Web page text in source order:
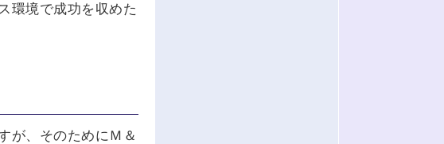
環境で成功を収めた
が、そのためにＭ＆